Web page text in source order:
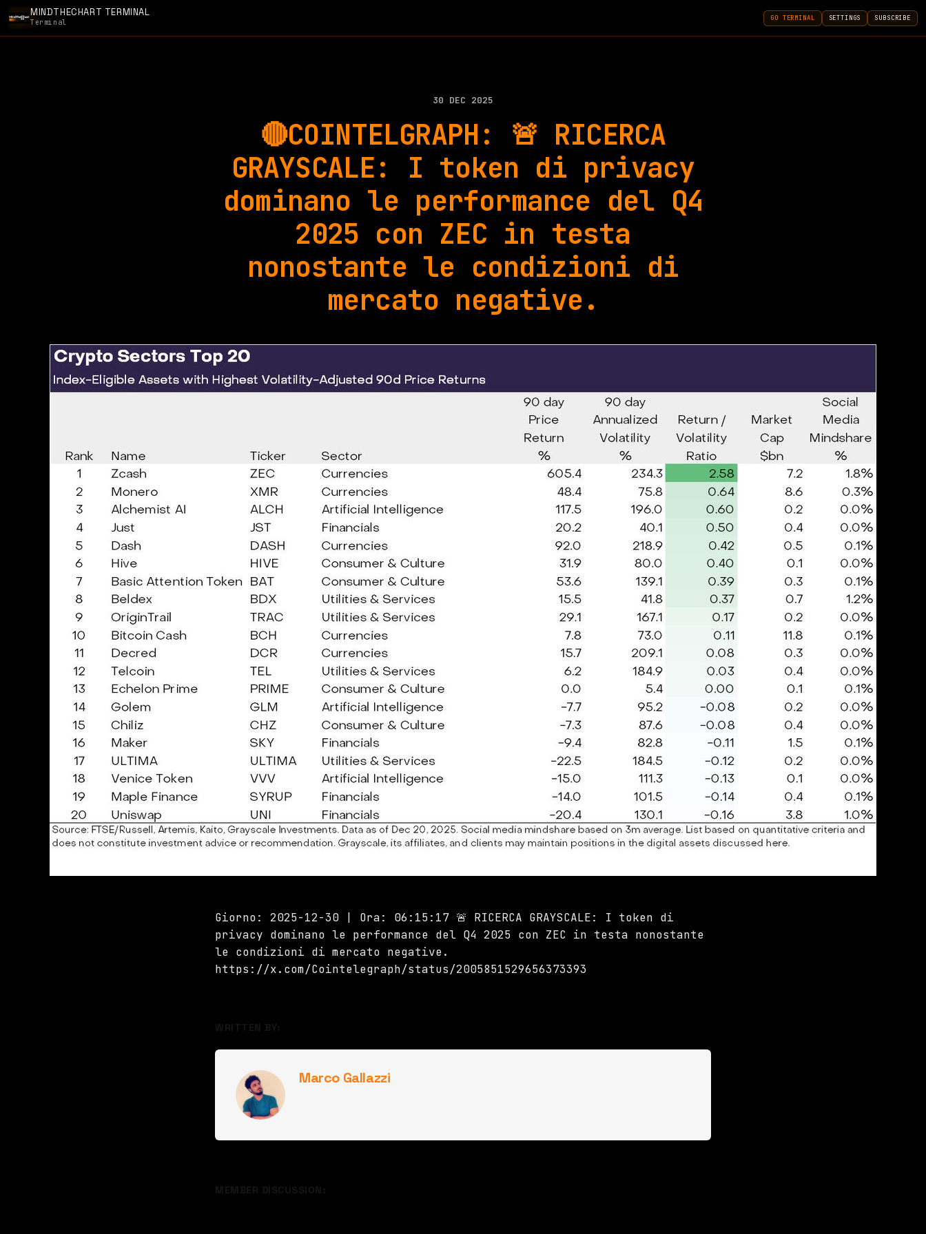
MINDTHECHART TERMINAL
Terminal
GO TERMINAL SETTINGS SUBSCRIBE
30 DEC 2025
🔴COINTELGRAPH: 🚨 RICERCA
GRAYSCALE: I token di privacy
dominano le performance del Q4
2025 con ZEC in testa
nonostante le condizioni di
mercato negative.
Giorno: 2025-12-30 | Ora: 06:15:17 🚨 RICERCA GRAYSCALE: I token di
privacy dominano le performance del Q4 2025 con ZEC in testa nonostante
le condizioni di mercato negative.
https://x.com/Cointelegraph/status/2005851529656373393
WRITTEN BY:
Marco Gallazzi
MEMBER DISCUSSION: